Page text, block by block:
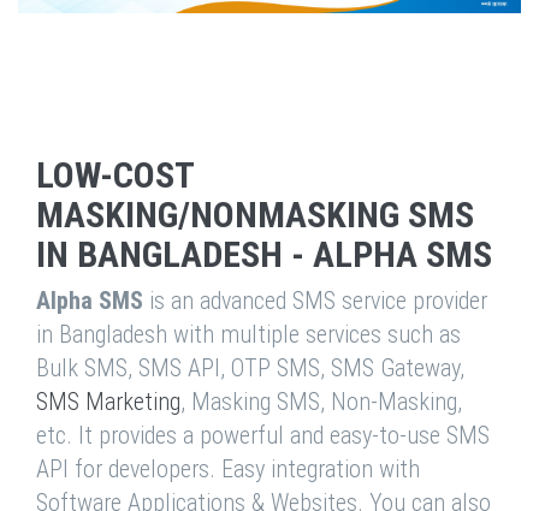
LOW-COST
MASKING/NONMASKING SMS
IN BANGLADESH - ALPHA SMS
Alpha SMS is an advanced SMS service provider
in Bangladesh with multiple services such as
Bulk SMS, SMS API, OTP SMS, SMS Gateway,
SMS Marketing, Masking SMS, Non-Masking,
etc. It provides a powerful and easy-to-use SMS
API for developers. Easy integration with
Software Applications & Websites. You can also